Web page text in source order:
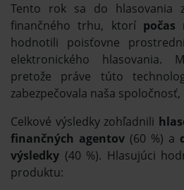
Tento rok sa do hlasovania
finančného trhu, ktorí
hodnotili poisťovne
elektronického hlasovania.
pretože práve túto
zabezpečovala naša
Celkové výsledky zohľadnili
finančných agentov (60 %) a
výsledky (40 %). Hlasujúci
produktu: